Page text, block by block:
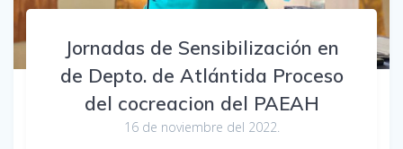
Jornadas de Sensibilización en
de Depto. de Atlántida Proceso
del cocreacion del PAEAH
16 de noviembre del 2022.